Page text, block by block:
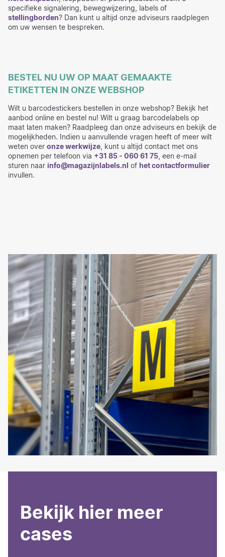
specifieke signalering, bewegwijzering, labels of
stellingborden? Dan kunt u altijd onze adviseurs raadplegen
om uw wensen te bespreken.
BESTEL NU UW OP MAAT GEMAAKTE
ETIKETTEN IN ONZE WEBSHOP
Wilt u barcodestickers bestellen in onze webshop? Bekijk het
aanbod online en bestel nu! Wilt u graag barcodelabels op
maat laten maken? Raadpleeg dan onze adviseurs en bekijk de
mogelijkheden. Indien u aanvullende vragen heeft of meer wilt
weten over onze werkwijze , kunt u altijd contact met ons
opnemen per telefoon via +31 85 - 060 61 75 , een e-mail
sturen naar info@magazijnlabels.nl of het contactformulier
invullen.
Bekijk hier meer
cases